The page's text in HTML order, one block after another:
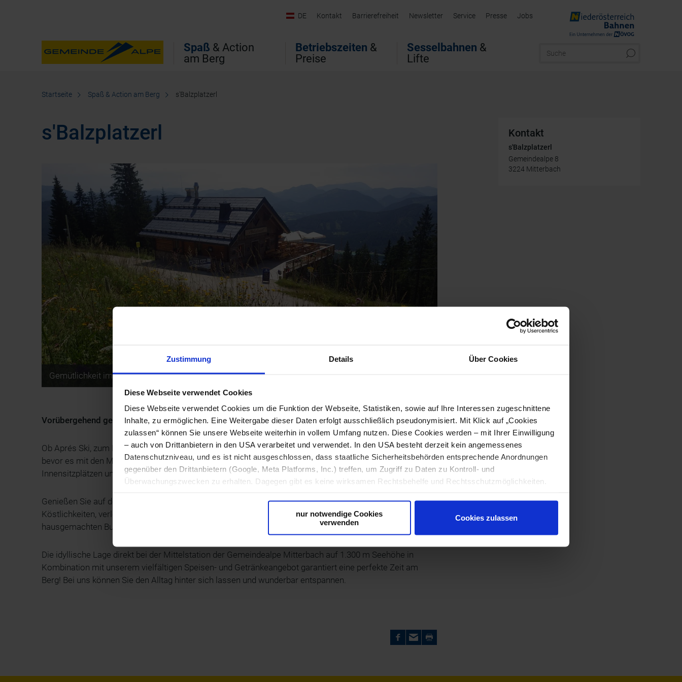
Zustimmung Details Über Cookies
Diese Webseite verwendet Cookies
Diese Webseite verwendet Cookies um die Funktion der Webseite, Statistiken, sowie auf Ihre Interessen zugeschnittene
Inhalte, zu ermöglichen. Eine Weitergabe dieser Daten erfolgt ausschließlich pseudonymisiert. Mit Klick auf „Cookies
zulassen“ können Sie unsere Webseite weiterhin in vollem Umfang nutzen. Diese Cookies werden – mit Ihrer Einwilligung
– auch von Drittanbietern in den USA verarbeitet und verwendet. In den USA besteht derzeit kein angemessenes
Datenschutzniveau, und es ist nicht ausgeschlossen, dass staatliche Sicherheitsbehörden entsprechende Anordnungen
gegenüber den Drittanbietern (Google, Meta Platforms, Inc.) treffen, um Zugriff zu Daten zu Kontroll- und
Überwachungszwecken zu erhalten. Dagegen gibt es keine wirksamen Rechtsbehelfe und Rechtsschutzmöglichkeiten.
Browser, Internetanbieter, Endgerät und Bildschirmauflösung an Google bzw. Meta weiter. Weitere Details betreffend
nur notwendige Cookies
verwenden
Cookies zulassen
Spaß & Action
am Berg
Betriebszeiten &
Preise
Sesselbahnen &
Lifte
DE Kontakt Barrierefreiheit Newsletter Service Presse Jobs
Startseite Spaß & Action am Berg s'Balzplatzerl
s'Balzplatzerl
Gemütlichkeit im s'Balzplatzerl erleben
Vorübergehend geschlossen!
Ob Aprés Ski, zum Relaxen, als gelungener Abschluss einer ausgedehnten Wanderung oder zur Stärkung,
bevor es mit den Mountaincarts weiter ins Tal geht - die gemütliche Hütte „s’Balzplatzerl“ mit 50
Innensitzplätzen und Blick auf den Erlaufsee bietet uriges Hüttenflair mit regionalen Schmankerln.
Genießen Sie auf der Sonnenterrasse mit 80 Sitzplätzen und herrlichem Bergpanorama heimische
Köstlichkeiten, verlockende Mehlspeisen oder eine zünftige Jause. Auch die riesige Auswahl an
hausgemachten Burgervariationen sind eine Sünde wert!
Die idyllische Lage direkt bei der Mittelstation der Gemeindealpe Mitterbach auf 1.300 m Seehöhe in
Kombination mit unserem vielfältigen Speisen- und Getränkeangebot garantiert eine perfekte Zeit am
Berg! Bei uns können Sie den Alltag hinter sich lassen und wunderbar entspannen.
Kontakt
s'Balzplatzerl
Gemeindealpe 8
3224 Mitterbach